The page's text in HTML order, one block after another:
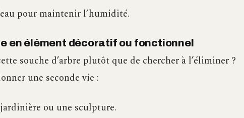
pour maintenir l’humidité.
en élément décoratif ou fonctionnel
souche d’arbre plutôt que de chercher à l’éliminer ?
une seconde vie :
ou une sculpture.